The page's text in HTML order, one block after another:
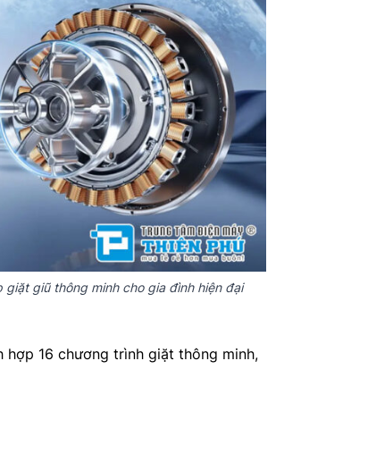
giặt giũ thông minh cho gia đình hiện đại
hợp 16 chương trình giặt thông minh,